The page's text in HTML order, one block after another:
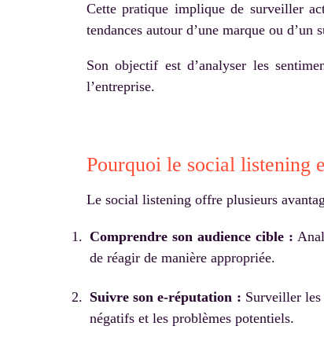
Cette pratique implique de surveiller
tendances autour d’une marque ou d’un
Son objectif est d’analyser les
l’entreprise.
Pourquoi le social listening
Le social listening offre plusieurs
Comprendre son audience cible :
de réagir de manière appropriée.
Suivre son e-réputation : Surveiller
négatifs et les problèmes potentiels.